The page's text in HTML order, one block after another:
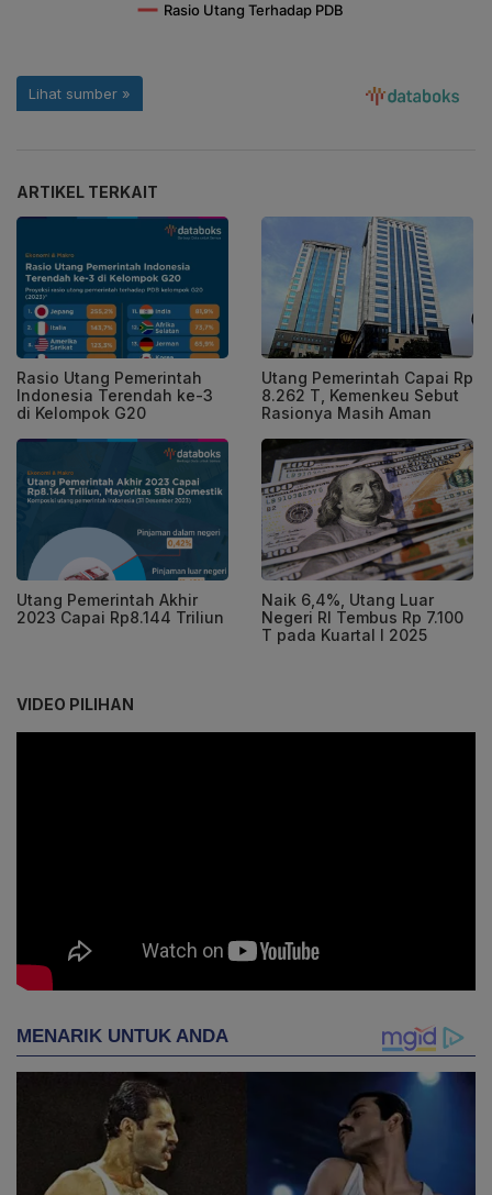
ARTIKEL TERKAIT
Rasio Utang Pemerintah
Indonesia Terendah ke-3
di Kelompok G20
Utang Pemerintah Capai Rp
8.262 T, Kemenkeu Sebut
Rasionya Masih Aman
Utang Pemerintah Akhir
2023 Capai Rp8.144 Triliun
Naik 6,4%, Utang Luar
Negeri RI Tembus Rp 7.100
T pada Kuartal I 2025
VIDEO PILIHAN